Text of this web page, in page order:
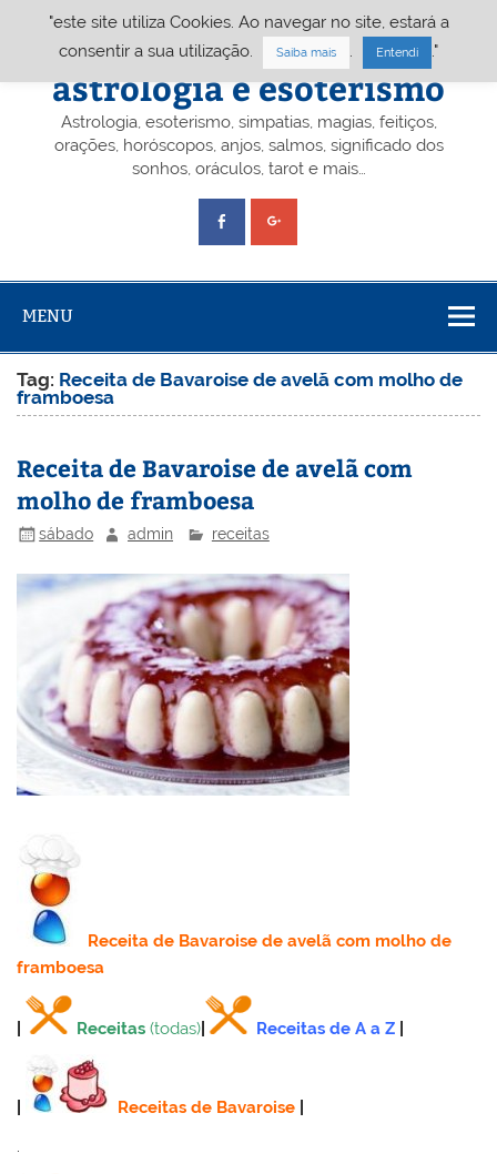
Portal A&E – Portal
astrologia e esoterismo
Astrologia, esoterismo, simpatias, magias, feitiços,
orações, horóscopos, anjos, salmos, significado dos
sonhos, oráculos, tarot e mais…
MENU
Tag: Receita de Bavaroise de avelã com molho de
framboesa
Receita de Bavaroise de avelã com
molho de framboesa
sábado admin receitas
Receitade Bavaroise de avelã com molho de
framboesa
Receitas (todas) Receitas de A a Z
Receitas de Bavaroise
.
"este site utiliza Cookies. Ao navegar no site, estará a
consentir a sua utilização.
Saiba mais Entendi ."